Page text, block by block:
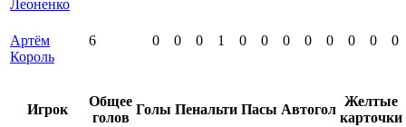
Леоненко
Артём
Король
6 0 0 0 1 0 0 0 0 0 0 0 0
Игрок
Общее
голов
Голы Пенальти Пасы Автогол
Желтые
карточки